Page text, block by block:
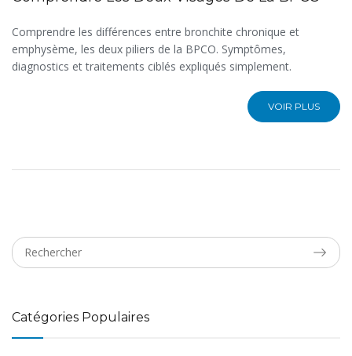
Comprendre les différences entre bronchite chronique et
emphysème, les deux piliers de la BPCO. Symptômes,
diagnostics et traitements ciblés expliqués simplement.
VOIR PLUS
Catégories Populaires